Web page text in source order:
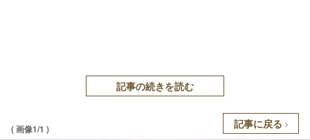
記事の続きを読む
( 画像1/1 ) 記事に戻る